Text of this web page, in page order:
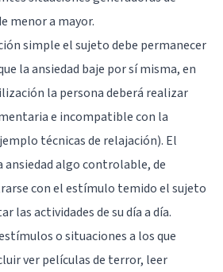
menor a mayor.
simple el sujeto debe permanecer
la ansiedad baje por sí misma, en
la persona deberá realizar
e incompatible con la
técnicas de relajación). El
ansiedad algo controlable, de
con el estímulo temido el sujeto
las actividades de su día a día.
o situaciones a los que
ver películas de terror, leer